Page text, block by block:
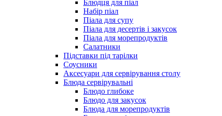
Блюдця для піал
Набір піал
Піала для супу
Піала для десертів і закусок
Піала для морепродуктів
Салатники
Підставки під тарілки
Соусники
Аксесуари для сервірування столу
Блюда сервірувальні
Блюдо глибоке
Блюдо для закусок
Блюда для морепродуктів